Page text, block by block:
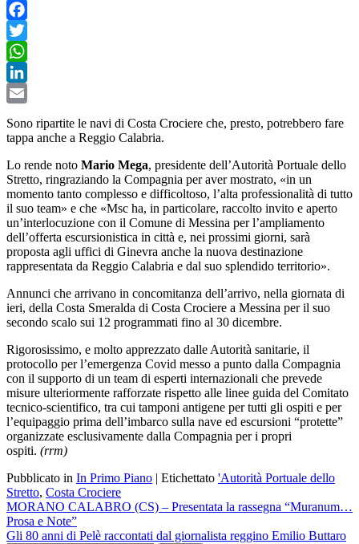
Facebook
Twitter
WhatsApp
LinkedIn
Sono ripartite le navi di Costa Crociere che, presto, potrebbero fare
tappa anche a Reggio Calabria.
Lo rende noto Mario Mega, presidente dell’Autorità Portuale dello
Stretto, ringraziando la Compagnia per aver mostrato, «in un
momento tanto complesso e difficoltoso, l’alta professionalità di tutto
il suo team» e che «Msc ha, in particolare, raccolto invito e aperto
un’interlocuzione con il Comune di Messina per l’ampliamento
dell’offerta escursionistica in città e, nei prossimi giorni, sarà
proposta agli uffici di Ginevra anche la nuova destinazione
rappresentata da Reggio Calabria e dal suo splendido territorio».
Annunci che arrivano in concomitanza dell’arrivo, nella giornata di
ieri, della Costa Smeralda di Costa Crociere a Messina per il suo
secondo scalo sui 12 programmati fino al 30 dicembre.
Rigorosissimo, e molto apprezzato dalle Autorità sanitarie, il
protocollo per l’emergenza Covid messo a punto dalla Compagnia
con il supporto di un team di esperti internazionali che prevede
misure ulteriormente rafforzate rispetto alle linee guida del Comitato
tecnico-scientifico, tra cui tamponi antigene per tutti gli ospiti e per
l’equipaggio prima dell’imbarco sulla nave ed escursioni “protette”
organizzate esclusivamente dalla Compagnia per i propri
ospiti. (rrm)
Pubblicato in In Primo Piano | Etichettato 'Autorità Portuale dello
Stretto, Costa Crociere
Navigazione
articoli
MORANO CALABRO (CS) – Presentata la rassegna “Muranum…
Prosa e Note”
Gli 80 anni di Pelè raccontati dal giornalista reggino Emilio Buttaro